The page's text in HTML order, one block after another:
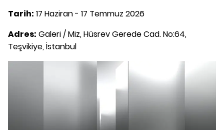
Tarih: 17 Haziran - 17 Temmuz 2026
Adres: Galeri / Miz, Hüsrev Gerede Cad. No:64,
Teşvikiye, İstanbul